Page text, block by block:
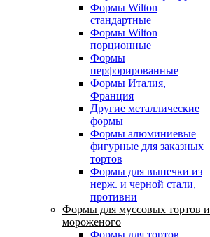
Формы Wilton
стандартные
Формы Wilton
порционные
Формы
перфорированные
Формы Италия,
Франция
Другие металлические
формы
Формы алюминиевые
фигурные для заказных
тортов
Формы для выпечки из
нерж. и черной стали,
противни
Формы для муссовых тортов и
мороженого